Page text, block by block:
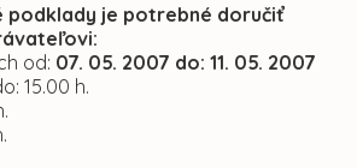
podklady je potrebné doručiť
od: 07. 05. 2007 do: 11. 05. 2007
15.00 h.